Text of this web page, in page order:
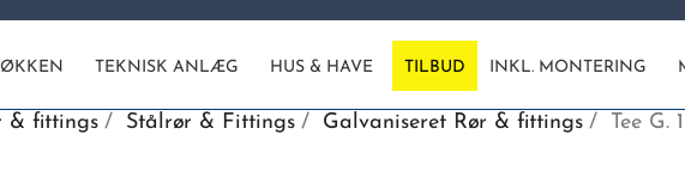
TEKNISK ANLÆG HUS & HAVE TILBUD INKL. MONTERING
& fittings Stålrør & Fittings Galvaniseret Rør & fittings Tee G.